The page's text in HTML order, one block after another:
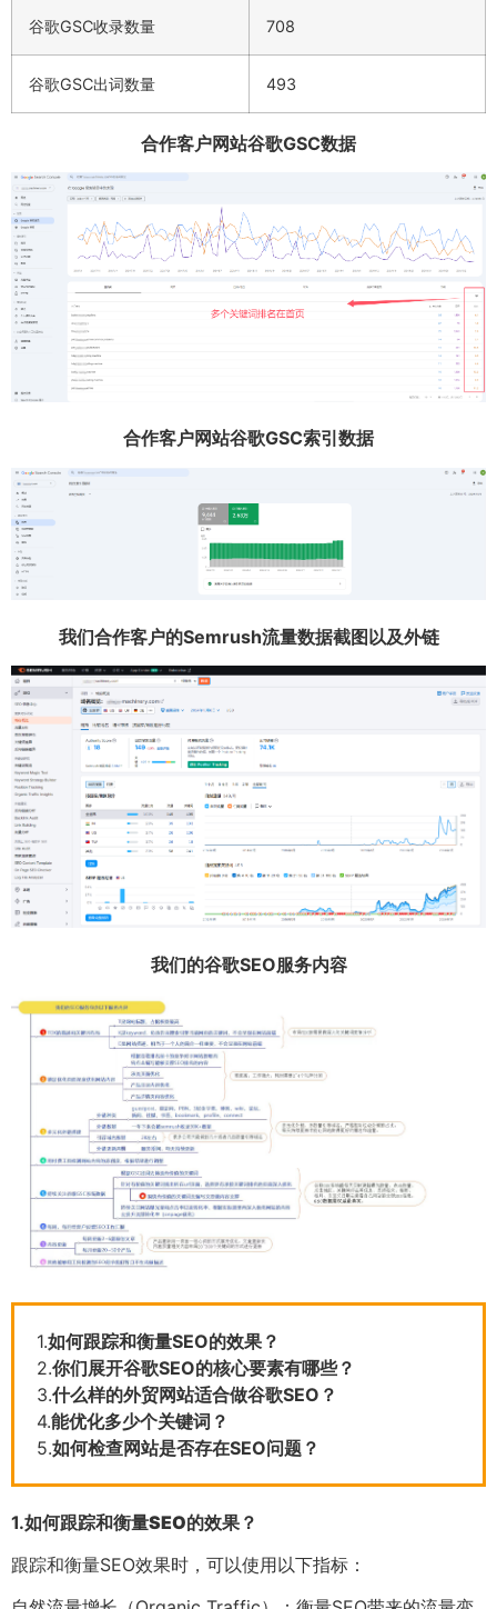
谷歌GSC收录数量 708
谷歌GSC出词数量 493
合作客户网站谷歌GSC数据
合作客户网站谷歌GSC索引数据
我们合作客户的Semrush流量数据截图以及外链
我们的谷歌SEO服务内容
1.如何跟踪和衡量SEO的效果？
2.你们展开谷歌SEO的核心要素有哪些？
3.什么样的外贸网站适合做谷歌SEO？
4.能优化多少个关键词？
5.如何检查网站是否存在SEO问题？
1.如何跟踪和衡量SEO的效果？
跟踪和衡量SEO效果时，可以使用以下指标：